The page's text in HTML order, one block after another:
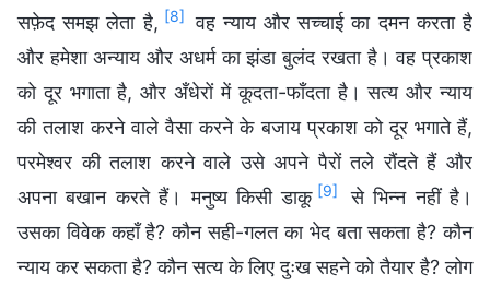
सफ़ेद समझ लेता है, [8] वह न्याय और सच्चाई का दमन करता है
और हमेशा अन्याय और अधर्म का झंडा बुलंद रखता है। वह प्रकाश
को दूर भगाता है, और अँधेरों में कूदता-फाँदता है। सत्य और न्याय
की तलाश करने वाले वैसा करने के बजाय प्रकाश को दूर भगाते हैं,
परमेश्वर की तलाश करने वाले उसे अपने पैरों तले रौंदते हैं और
अपना बखान करते हैं। मनुष्य किसी डाकू [9]
से भिन्न नहीं है।
उसका विवेक कहाँ है? कौन सही-गलत का भेद बता सकता है? कौन
न्याय कर सकता है? कौन सत्य के लिए दुःख सहने को तैयार है? लोग